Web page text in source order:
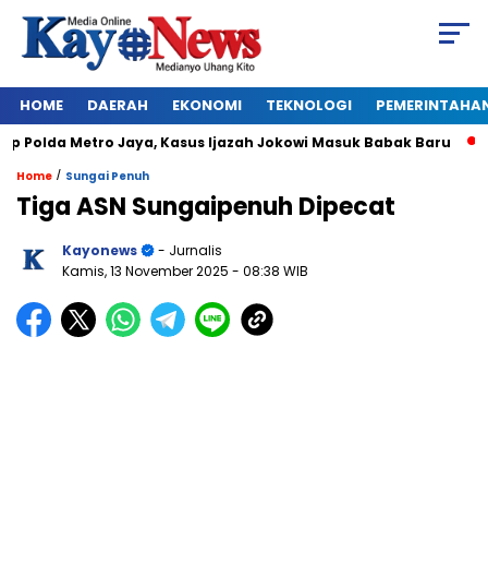
HOME DAERAH EKONOMI TEKNOLOGI
Metro Jaya, Kasus Ijazah Jokowi Masuk Babak Baru
Home / Sungai Penuh
Tiga ASN Sungaipenuh Dipecat
Kayonews
- Jurnalis
Kamis, 13 November 2025 - 08:38 WIB